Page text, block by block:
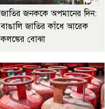
জাতির জনককে অপমানের দিন:
বাঙালি জাতির কাঁধে আরেক
কলঙ্কের বোঝা